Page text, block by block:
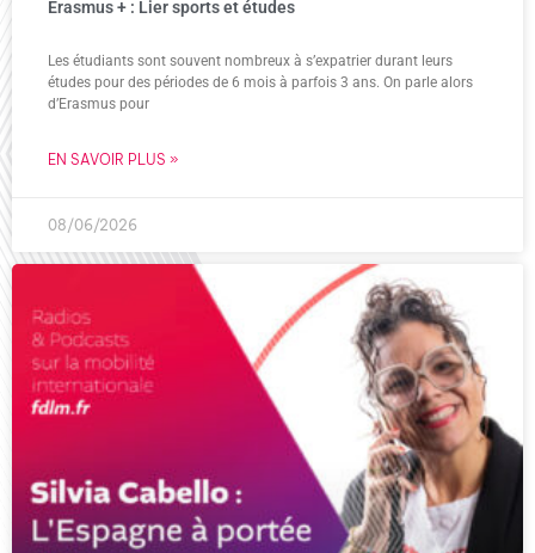
Erasmus + : Lier sports et études
Les étudiants sont souvent nombreux à s’expatrier durant leurs
études pour des périodes de 6 mois à parfois 3 ans. On parle alors
d’Erasmus pour
EN SAVOIR PLUS »
08/06/2026